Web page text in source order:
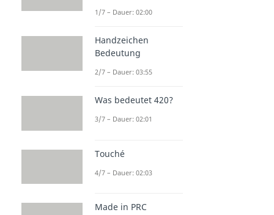
1/7 – Dauer: 02:00
Handzeichen
Bedeutung
2/7 – Dauer: 03:55
Was bedeutet 420?
3/7 – Dauer: 02:01
Touché
4/7 – Dauer: 02:03
Made in PRC